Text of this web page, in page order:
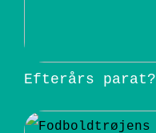
Efterårs parat?